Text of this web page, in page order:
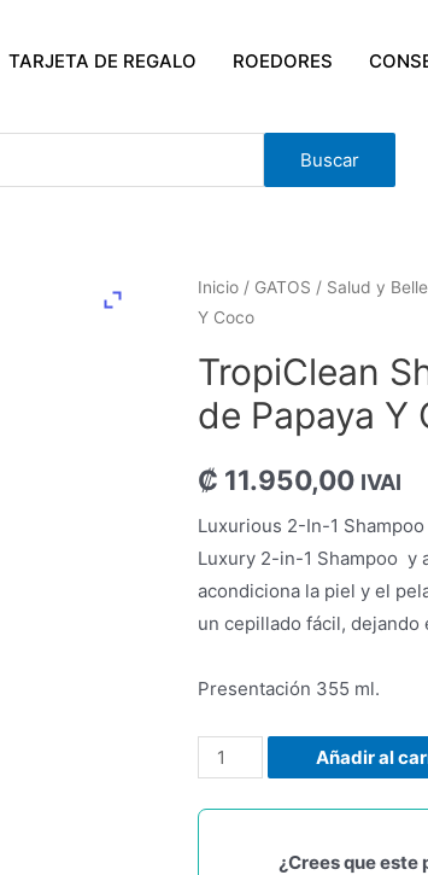
TARJETA DE REGALO ROEDORES
Buscar
Inicio / GATOS / Salud y
Y Coco
TropiClean
de Papaya Y
₡ 11.950,00 IVAI
Luxurious 2-In-1
Luxury 2-in-1 Shampoo y
acondiciona la piel y el
un cepillado fácil, dejando
Presentación 355 ml.
Añadir al
¿Crees que este